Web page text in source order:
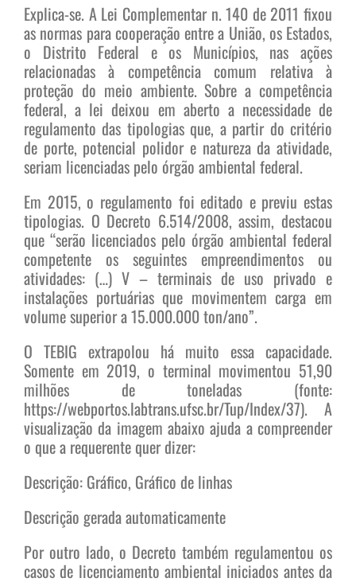
Explica-se. A Lei Complementar n. 140 de 2011 fixou
as normas para cooperação entre a União, os Estados,
o Distrito Federal e os Municípios, nas ações
relacionadas à competência comum relativa à
proteção do meio ambiente. Sobre a competência
federal, a lei deixou em aberto a necessidade de
regulamento das tipologias que, a partir do critério
de porte, potencial polidor e natureza da atividade,
seriam licenciadas pelo órgão ambiental federal.
Em 2015, o regulamento foi editado e previu estas
tipologias. O Decreto 6.514/2008, assim, destacou
que “serão licenciados pelo órgão ambiental federal
competente os seguintes empreendimentos ou
atividades: (…) V – terminais de uso privado e
instalações portuárias que movimentem carga em
volume superior a 15.000.000 ton/ano”.
O TEBIG extrapolou há muito essa capacidade.
Somente em 2019, o terminal movimentou 51,90
milhões de toneladas (fonte:
https://webportos.labtrans.ufsc.br/Tup/Index/37). A
visualização da imagem abaixo ajuda a compreender
o que a requerente quer dizer:
Descrição: Gráfico, Gráfico de linhas
Descrição gerada automaticamente
Por outro lado, o Decreto também regulamentou os
casos de licenciamento ambiental iniciados antes da